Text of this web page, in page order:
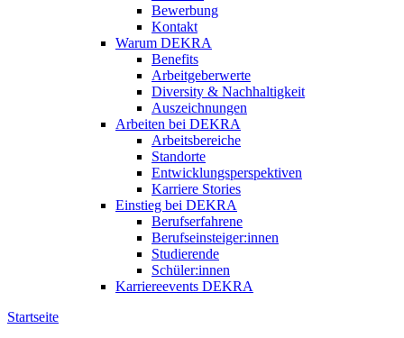
Bewerbung
Kontakt
Warum DEKRA
Benefits
Arbeitgeberwerte
Diversity & Nachhaltigkeit
Auszeichnungen
Arbeiten bei DEKRA
Arbeitsbereiche
Standorte
Entwicklungsperspektiven
Karriere Stories
Einstieg bei DEKRA
Berufserfahrene
Berufseinsteiger:innen
Studierende
Schüler:innen
Karriereevents DEKRA
Startseite